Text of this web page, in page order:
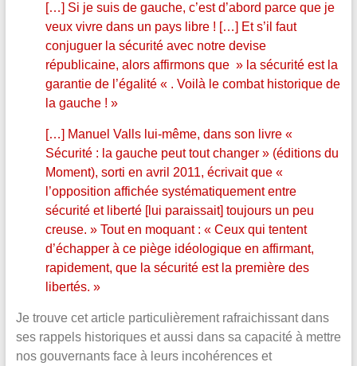
[…] Si je suis de gauche, c’est d’abord parce que je
veux vivre dans un pays libre ! […] Et s’il faut
conjuguer la sécurité avec notre devise
républicaine, alors affirmons que » la sécurité est la
garantie de l’égalité « . Voilà le combat historique de
la gauche ! »
[…] Manuel Valls lui-même, dans son livre «
Sécurité : la gauche peut tout changer » (éditions du
Moment), sorti en avril 2011, écrivait que «
l’opposition affichée systématiquement entre
sécurité et liberté [lui paraissait] toujours un peu
creuse. » Tout en moquant : « Ceux qui tentent
d’échapper à ce piège idéologique en affirmant,
rapidement, que la sécurité est la première des
libertés. »
Je trouve cet article particulièrement rafraichissant dans
ses rappels historiques et aussi dans sa capacité à mettre
nos gouvernants face à leurs incohérences et